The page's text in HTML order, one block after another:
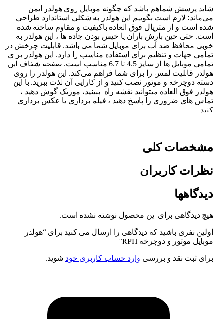
شاید پرسش شماهم باشد که چگونه موبایل روی هولدر ایمن
می‌ماند؛ لازم است بگوییم این هولدر به شکلی استاندارد طراحی
شده است و از متریال فوق العاده باکیفیت و مقاوم ساخته شده
است. حتی حین بارش باران یا خیس بودن جاده ها ، این هولدر به
خوبی محافظ ضد آب برای موبایل شما می باشد. قابلیت چرخش در
تمامی جهات و تنظیم برای استفاده مناسب را دارد. این هولدر برای
تمامی موبایل ها از سایز 4.5 تا 6.7 مناسب است. صفحه شفاف این
هولدر قابلیت لمس را برای شما فراهم می‌کند. این هولدر را روی
دسته دوچرخه و موتور نصب کنید و از کارایی آن لذت ببرید. با این
هولدر فوق العاده میتوانید نقشه راه ببینید، موزیک گوش دهید ،
تماس های ضروری را پاسخ دهید ، فیلم برداری یا عکس برداری
کنید.
مشخصات کلی
نظرات کاربران
دیدگاهها
هیچ دیدگاهی برای این محصول نوشته نشده است.
اولین نفری باشید که دیدگاهی را ارسال می کنید برای “هولدر
موبایل موتور و دوچرخه RPH”
برای ثبت نقد و بررسی وارد حساب کاربری خود شوید.